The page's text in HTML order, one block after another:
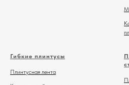
Гибкие плинтусы
Плинтусная лента